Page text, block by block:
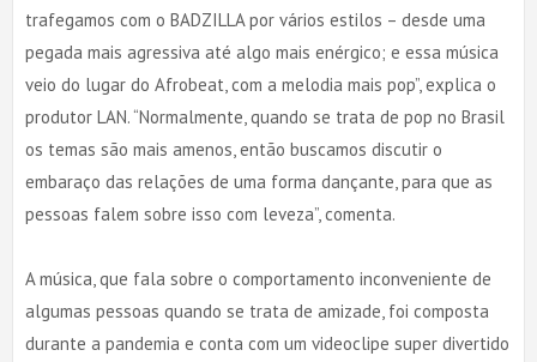
trafegamos com o BADZILLA por vários estilos – desde uma
pegada mais agressiva até algo mais enérgico; e essa música
veio do lugar do Afrobeat, com a melodia mais pop”, explica o
produtor LAN. “Normalmente, quando se trata de pop no Brasil
os temas são mais amenos, então buscamos discutir o
embaraço das relações de uma forma dançante, para que as
pessoas falem sobre isso com leveza”, comenta.
A música, que fala sobre o comportamento inconveniente de
algumas pessoas quando se trata de amizade, foi composta
durante a pandemia e conta com um videoclipe super divertido